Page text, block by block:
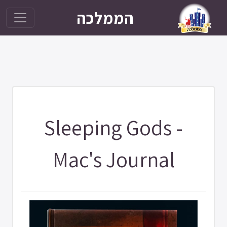
הממלכה
Sleeping Gods -
Mac's Journal